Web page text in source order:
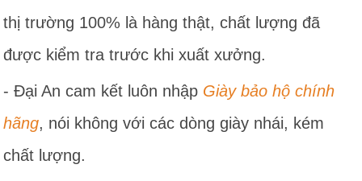
thị trường 100% là hàng thật, chất lượng đã
được kiểm tra trước khi xuất xưởng.
- Đại An cam kết luôn nhập Giày bảo hộ chính
hãng, nói không với các dòng giày nhái, kém
chất lượng.